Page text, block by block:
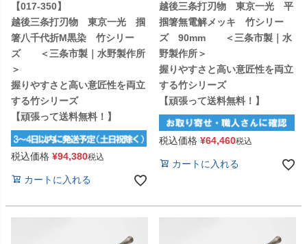
【017-350】
越後三条打刃物 東京一光 掴
箸八千代折M黒染 竹シリー
ズ ＜三条市製｜水野製作所
＞
握りやすさと高い意匠性を両立
する竹シリーズ
【頑張って送料無料！】
税込価格 ¥94,380税込
カートに入れる
越後三条打刃物 東京一光 平
掴箸無電解メッキ 竹シリー
ズ 90mm ＜三条市製｜水
野製作所＞
握りやすさと高い意匠性を両立
する竹シリーズ
【頑張って送料無料！】
税込価格 ¥64,460税込
カートに入れる